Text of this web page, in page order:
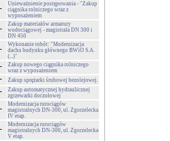
Unieważnienie postępowania - "Zakup
ciągnika rolniczego wraz z
wyposażeniem
Zakup materiałów armatury
wodociągowej - magistrala DN 300 i
DN 450
Wykonanie robót: "Modernizacja
dachu budynku głównego BWiO S.A.
(...)"
Zakup nowego ciągnika rolniczego
wraz z wyposażeniem
Zakup sprężarki śrubowej bezolejowej.
Zakup automatycznej hydraulicznej
zgrzewarki doczołowej
Modernizacja rurociągów
magistralnych DN-300, ul. Zgorzelecka
IV etap.
Modernizacja rurociągów
magistralnych DN-300, ul. Zgorzelecka
V etap.